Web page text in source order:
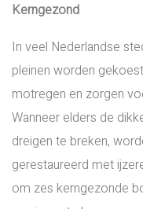
Kerngezond
In veel Nederlandse
pleinen worden
motregen en zorgen
Wanneer elders de
dreigen te breken,
gerestaureerd met
om zes kerngezonde